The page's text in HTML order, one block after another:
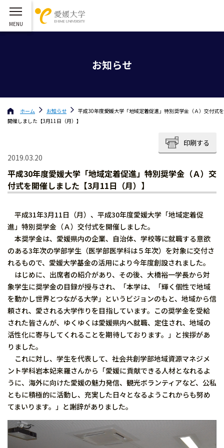
お知らせ
ホーム お知らせ
平成30年度愛媛大学「地域定着促進」特別奨学金（Ａ）交付式を
開催しました【3月11日（月）】
印刷する
2019.03.20
平成30年度愛媛大学「地域定着促進」特別奨学金（Ａ）交
付式を開催しました【3月11日（月）】
平成31年3月11日（月）、平成30年度愛媛大学「地域定着促
進」特別奨学金（Ａ）交付式を開催しました。
本奨学金は、愛媛県内の企業、自治体、学校等に就職する意欲
のある3年次の学部学生（医学部医学科は５年次）を対象に交付さ
れるもので、愛媛大学基金の活用により今年度創設されました。
はじめに、出席者の紹介があり、その後、大橋裕一学長から対
象学生に奨学金の目録が授与され、「本学は、「輝く個性で地域
を動かし世界とつながる大学」というビジョンのもと、地域から信
頼され、愛される大学作りを目指しています。この奨学金を受給
された皆さんが、ゆくゆくは愛媛県内へ就職、定住され、地域の
活性化に寄与してくれることを期待しております。」と挨拶があ
りました。
これに対し、学生を代表して、社会共創学部地域資源マネジメ
ント学科岩本妃来羅さんから「愛媛に貢献できる人材となれるよ
うに、海外に向けた愛媛の魅力発信、観光ボランティアなど、公私
ともに積極的に活動し、充実した日々となるようこれからも努め
てまいります。」と謝辞がありました。